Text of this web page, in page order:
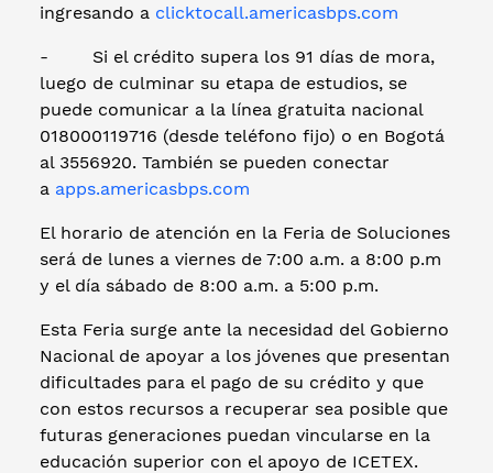
ingresando a clicktocall.americasbps.com
- Si el crédito supera los 91 días de mora,
luego de culminar su etapa de estudios, se
puede comunicar a la línea gratuita nacional
018000119716 (desde teléfono fijo) o en Bogotá
al 3556920. También se pueden conectar
a apps.americasbps.com
El horario de atención en la Feria de Soluciones
será de lunes a viernes de 7:00 a.m. a 8:00 p.m
y el día sábado de 8:00 a.m. a 5:00 p.m.
Esta Feria surge ante la necesidad del Gobierno
Nacional de apoyar a los jóvenes que presentan
dificultades para el pago de su crédito y que
con estos recursos a recuperar sea posible que
futuras generaciones puedan vincularse en la
educación superior con el apoyo de ICETEX.